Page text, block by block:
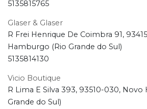
5135815765
Glaser & Glaser
R Frei Henrique De Coimbra 91,
Hamburgo (Rio Grande do Sul)
5135814130
Vicio Boutique
R Lima E Silva 393, 93510-030,
Grande do Sul)